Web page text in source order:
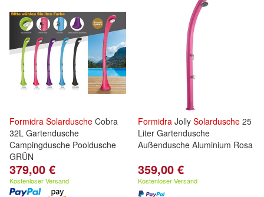
Formidra Solardusche Cobra
32L Gartendusche
Campingdusche Pooldusche
GRÜN
379,00 €
Kostenloser Versand
Formidra Jolly Solardusche 25
Liter Gartendusche
Außendusche Aluminium Rosa
359,00 €
Kostenloser Versand